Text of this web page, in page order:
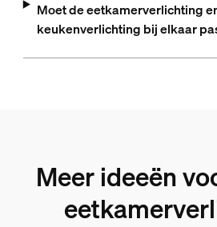
Moet de eetkamerverlichting
keukenverlichting bij elkaar
Meer ideeën